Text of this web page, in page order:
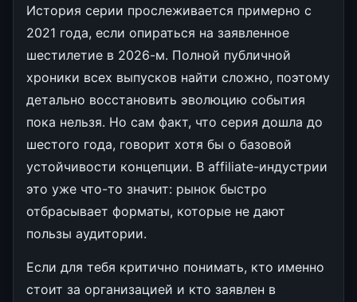
История серии прослеживается примерно с
2021 года, если опираться на заявленное
шестилетие в 2026-м. Полной публичной
хроники всех выпусков найти сложно, поэтому
детально восстановить эволюцию события
пока нельзя. Но сам факт, что серия дошла до
шестого года, говорит хотя бы о базовой
устойчивости концепции. В affiliate-индустрии
это уже что-то значит: рынок быстро
отбрасывает форматы, которые не дают
пользы аудитории.
Если для тебя критично понимать, кто именно
стоит за организацией и кто заявлен в